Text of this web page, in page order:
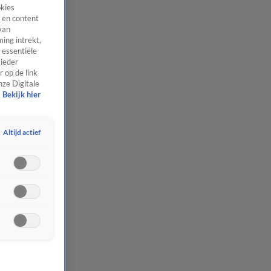
en content
intrekt,
op de link
Digitale
Bekijk hier
Altijd actief